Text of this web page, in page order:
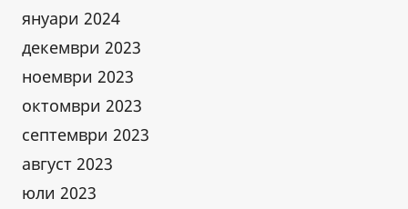
януари 2024
декември 2023
ноември 2023
октомври 2023
септември 2023
август 2023
юли 2023